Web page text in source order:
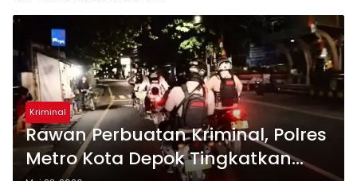
Kriminal
Rawan Perbuatan Kriminal, Polres
Metro Kota Depok Tingkatkan